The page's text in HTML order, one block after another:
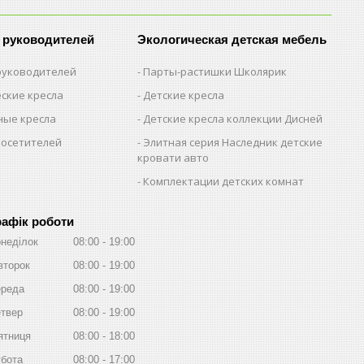
кресла
кресла
Экологическая детская мебель
Парты-растишки Школярик
Детские кресла
Детские кресла коллекции Дисней
Элитная серия Наследник детские
кровати авто
Комплектации детских комнат
роботи
08:00
19:00
08:00
19:00
08:00
19:00
08:00
19:00
08:00
18:00
08:00 17:00